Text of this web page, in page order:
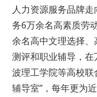
人力资源服务品牌
务6万余名高素质劳
余名高中文理选择
测评和职业辅导，
波理工学院等高校联
辅导室”，每年更为